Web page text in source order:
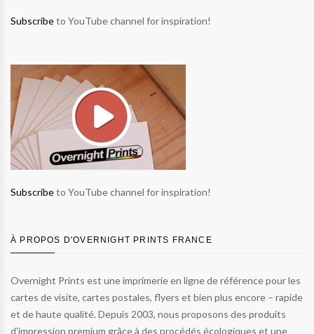
Subscribeto YouTube channel for inspiration!
Subscribeto YouTube channel for inspiration!
À PROPOS D'OVERNIGHT PRINTS FRANCE
Overnight Prints est une imprimerie en ligne de référence pour les
cartes de visite, cartes postales, flyers et bien plus encore – rapide
et de haute qualité. Depuis 2003, nous proposons des produits
d’impression premium grâce à des procédés écologiques et une